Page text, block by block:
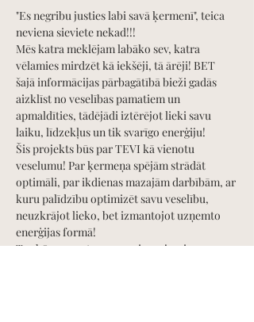
"Es negribu justies labi savā ķermenī", teica
neviena sieviete nekad!!!
Mēs katra meklējam labāko sev, katra
vēlamies mirdzēt kā iekšēji, tā ārēji! BET
šajā informācijas pārbagātībā bieži gadās
aizklīst no veselības pamatiem un
apmaldīties, tādējādi iztērējot lieki savu
laiku, līdzekļus un tik svarīgo enerģiju!
Šis projekts būs par TEVI kā vienotu
veselumu! Par ķermeņa spējām strādāt
optimāli, par ikdienas mazajām darbībām, ar
kuru palīdzību optimizēt savu veselību,
neuzkrājot lieko, bet izmantojot uzņemto
enerģijas formā!
Tas būs par uzturu, par vingrojumiem, par